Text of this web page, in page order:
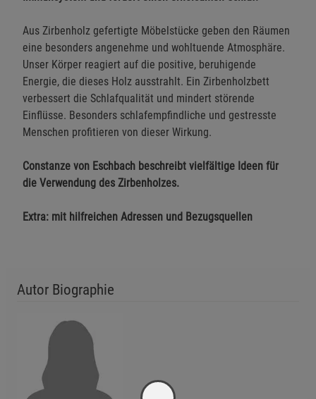
Aus Zirbenholz gefertigte Möbelstücke geben den Räumen
eine besonders angenehme und wohltuende Atmosphäre.
Unser Körper reagiert auf die positive, beruhigende
Energie, die dieses Holz ausstrahlt. Ein Zirbenholzbett
verbessert die Schlafqualität und mindert störende
Einflüsse. Besonders schlafempfindliche und gestresste
Menschen profitieren von dieser Wirkung.
Constanze von Eschbach beschreibt vielfältige Ideen für
die Verwendung des Zirbenholzes.
Extra: mit hilfreichen Adressen und Bezugsquellen
Autor Biographie